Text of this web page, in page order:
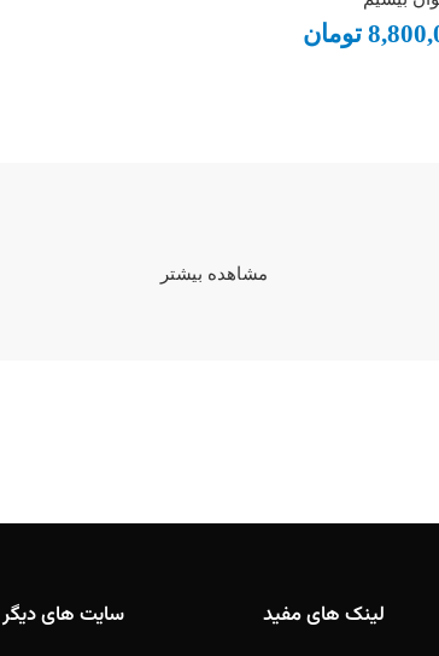
تومان
مشاهده بیشتر
لینک های مفید سایت های دیگر